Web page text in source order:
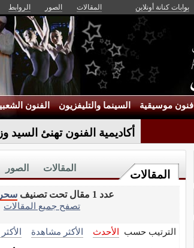
بوابات كنانة أونلاين المقالات الصور الروابط
فنون موسيقية السينما والتليفزيون الفنون
أكاديمية الفنون تهنئ السيد
المقالات
الصور المقالات
عدد 1 مقال تحت تصنيف
تصفح جميع المقالات
الترتيب حسب الأحدث الأكثر مشاهدة